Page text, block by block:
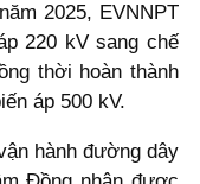
2025, EVNNPT
220 kV sang chế
thời hoàn thành
áp 500 kV.
hành đường dây